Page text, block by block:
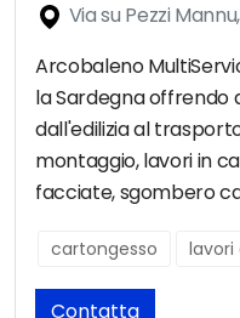
Via su Pezzi
Arcobaleno
la Sardegna offrendo
dall'edilizia al
montaggio, lavori in
facciate, sgombero
cartongesso lavori
Contatta